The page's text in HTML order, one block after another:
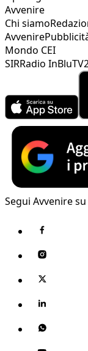
Avvenire
Chi siamo
Avvenire
Mondo CEI
SIRRadio InBlu
Segui Avvenire su